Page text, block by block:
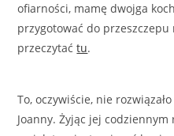
ofiarności, mamę dwojga
przygotować do przeszczepu
przeczytaćtu.
To, oczywiście, nie
Joanny. Żyjąc jej